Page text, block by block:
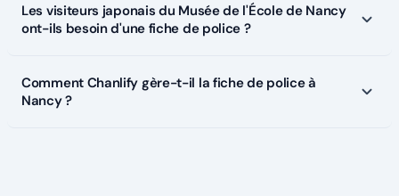
Les visiteurs japonais du Musée de l'École de Nancy
ont-ils besoin d'une fiche de police ?
Comment Chanlify gère-t-il la fiche de police à
Nancy ?